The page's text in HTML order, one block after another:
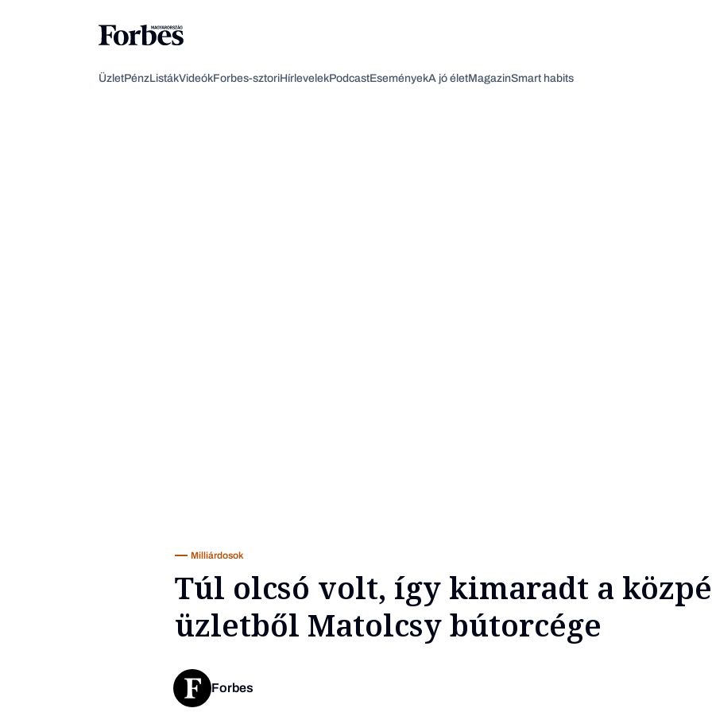
ÜzletPénzListákVideókForbes-sztoriHírlevelekPodcastEseményekA jó életMagazinSmart habits
Milliárdosok
Túl olcsó volt, így kimaradt a
üzletből Matolcsy bútorcége
Forbes